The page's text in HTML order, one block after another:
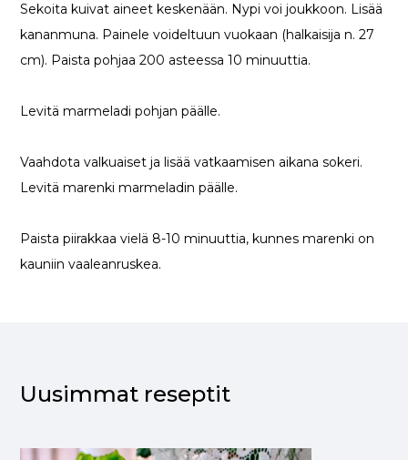
Sekoita kuivat aineet keskenään. Nypi voi joukkoon. Lisää
kananmuna. Painele voideltuun vuokaan (halkaisija n. 27
cm). Paista pohjaa 200 asteessa 10 minuuttia.
Levitä marmeladi pohjan päälle.
Vaahdota valkuaiset ja lisää vatkaamisen aikana sokeri.
Levitä marenki marmeladin päälle.
Paista piirakkaa vielä 8-10 minuuttia, kunnes marenki on
kauniin vaaleanruskea.
Uusimmat reseptit